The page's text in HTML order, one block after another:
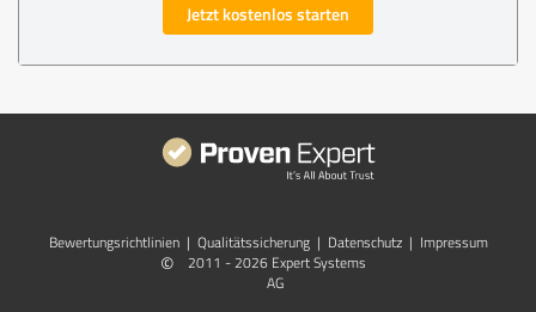
Jetzt kostenlos starten
Bewertungs­richtlinien | Qualitätssicherung | Datenschutz | Impressum
©
2011 - 2026 Expert Systems
AG